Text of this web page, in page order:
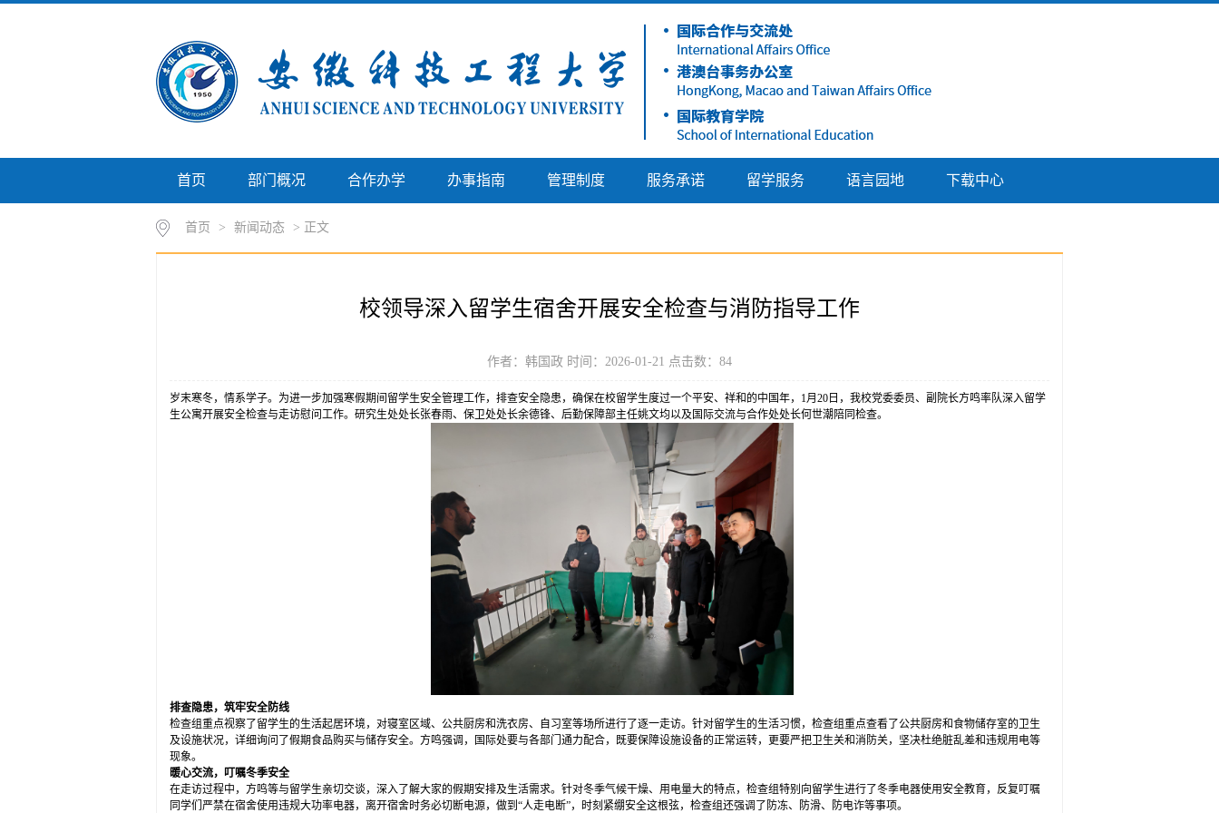
首页 部门概况 合作办学 办事指南 管理制度 服务承诺 留学服务 语言园地 下载中心
首页 > 新闻动态 > 正文
校领导深入留学生宿舍开展安全检查与消防指导工作
作者：韩国政 时间：2026-01-21 点击数： 84
岁末寒冬，情系学子。为进一步加强寒假期间留学生安全管理工作，排查安全隐患，确保在校留学生度过一个平安、祥和的中国年，1月20日，我校党委委员、副院长方鸣率队深入留学
生公寓开展安全检查与走访慰问工作。研究生处处长张春雨、保卫处处长余德锋、后勤保障部主任姚文均以及国际交流与合作处处长何世潮陪同检查。
排查隐患，筑牢安全防线
检查组重点视察了留学生的生活起居环境，对寝室区域、公共厨房和洗衣房、自习室等场所进行了逐一走访。针对留学生的生活习惯，检查组重点查看了公共厨房和食物储存室的卫生
及设施状况，详细询问了假期食品购买与储存安全。方鸣强调，国际处要与各部门通力配合，既要保障设施设备的正常运转，更要严把卫生关和消防关，坚决杜绝脏乱差和违规用电等
现象。
暖心交流，叮嘱冬季安全
在走访过程中，方鸣等与留学生亲切交谈，深入了解大家的假期安排及生活需求。针对冬季气候干燥、用电量大的特点，检查组特别向留学生进行了冬季电器使用安全教育，反复叮嘱
同学们严禁在宿舍使用违规大功率电器，离开宿舍时务必切断电源，做到“人走电断”，时刻紧绷安全这根弦，检查组还强调了防冻、防滑、防电诈等事项。